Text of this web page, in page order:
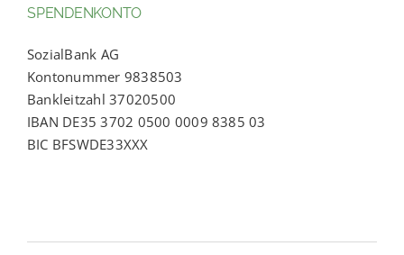
SPENDENKONTO
SozialBank AG
Kontonummer 9838503
Bankleitzahl 37020500
IBAN DE35 3702 0500 0009 8385 03
BIC BFSWDE33XXX